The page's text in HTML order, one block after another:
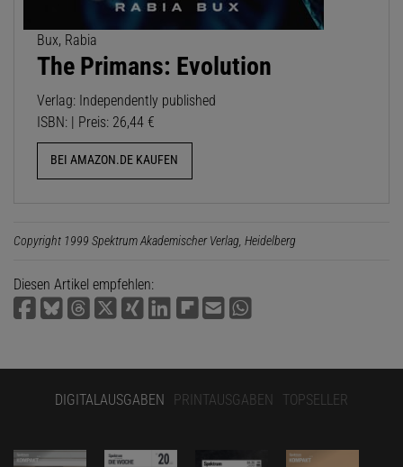
Bux, Rabia
The Primans: Evolution
Verlag: Independently published
ISBN: | Preis: 26,44 €
BEI AMAZON.DE KAUFEN
Copyright 1999 Spektrum Akademischer Verlag, Heidelberg
Diesen Artikel empfehlen:
DIGITALAUSGABEN PRINTAUSGABEN TOPSELLER